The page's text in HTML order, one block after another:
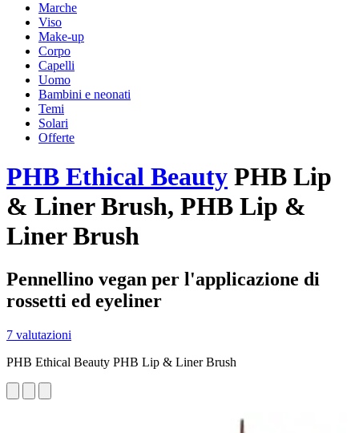
Marche
Viso
Make-up
Corpo
Capelli
Uomo
Bambini e neonati
Temi
Solari
Offerte
PHB Ethical Beauty PHB Lip
& Liner Brush, PHB Lip &
Liner Brush
Pennellino vegan per l'applicazione di
rossetti ed eyeliner
7 valutazioni
PHB Ethical Beauty PHB Lip & Liner Brush